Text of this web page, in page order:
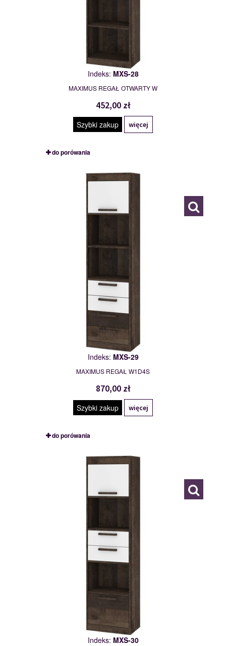
Indeks: MXS-28
MAXIMUS REGAŁ OTWARTY W
452,00 zł
Szybki zakup więcej
do porówania
117781
Indeks: MXS-29
MAXIMUS REGAŁ W1D4S
870,00 zł
Szybki zakup więcej
do porówania
117782
Indeks: MXS-30